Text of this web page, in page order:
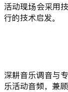
活动现场会采用
行的技术启发。
深耕音乐调音与
乐活动音频，兼